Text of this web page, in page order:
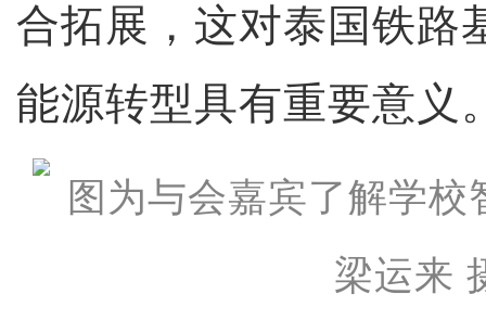
合拓展，这对泰国铁路
能源转型具有重要意义